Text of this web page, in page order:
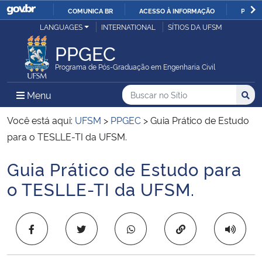
IR
COMUNICA BR ACESSO À INFORMAÇÃO
Ministério da Justiça e Segurança Pública
Ministério da Defesa
Ministério das Relações Exteriores
Ministério da Infraestrutura
Ministério da Educação
LANGUAGES INTERNATIONAL SÍTIOS DA UFSM
PPGEC
Programa de Pós-Graduação em Engenharia Civil
Menu Menu Principal do Sítio
Busca
Buscar no no Sítio
Busca:
Você está aqui: UFSM > PPGEC >Guia Prático de Estudo
para o TESLLE-TI da UFSM.
Início do conteúdo
Guia Prático de Estudo para
o TESLLE-TI da UFSM.
Copiar para área